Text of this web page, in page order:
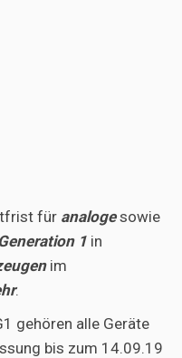
für analogesowie
1 in
im
.
gehören alle Geräte
bis zum 14.09.19